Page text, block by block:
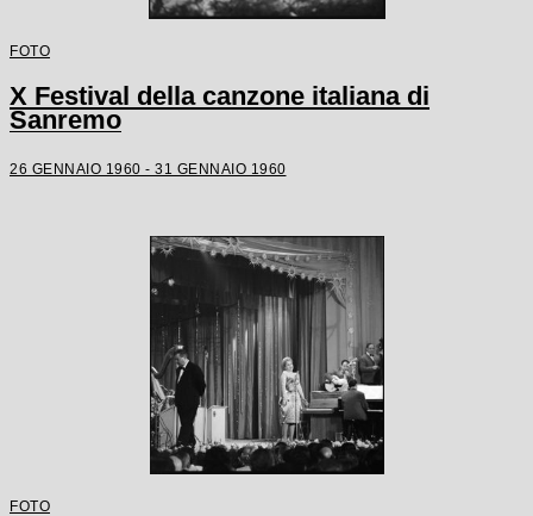
FOTO
X Festival della canzone italiana di
Sanremo
26 GENNAIO 1960 - 31 GENNAIO 1960
FOTO